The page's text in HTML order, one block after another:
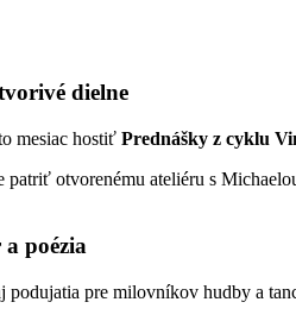
dielne
mesiac hostiť Prednášky z cyklu
patriť otvorenému ateliéru s
poézia
podujatia pre milovníkov hudby a